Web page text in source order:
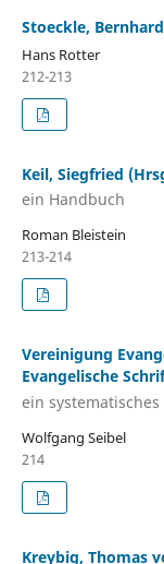
Stoeckle,
Hans Rotter
212-213
Keil, Siegfried
ein Handbuch
Roman Bleistein
213-214
Vereinigung
Evangelische
ein
Wolfgang Seibel
214
Kreybig, Thomas